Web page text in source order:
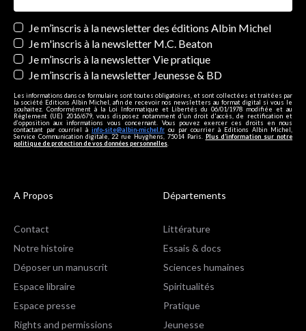
Newsletters
Je m’inscris à la newsletter des éditions Albin Michel
Je m'inscris à la newsletter M.C. Beaton
Je m’inscris à la newsletter Vie pratique
Je m’inscris à la newsletter Jeunesse & BD
Les informations dans ce formulaire sont toutes obligatoires, et sont collectées et traitées par
la société Editions Albin Michel, afin de recevoir nos newsletters au format digital si vous le
souhaitez. Conformément à la Loi Informatique et Libertés du 06/01/1978 modifiée et au
Règlement (UE) 2016/679, vous disposez notamment d'un droit d'accès, de rectification et
d’opposition aux informations vous concernant. Vous pouvez exercer ces droits en nous
contactant par courriel à info-site@albin-michel.fr ou par courrier à Editions Albin Michel,
Service Communication digitale, 22 rue Huyghens, 75014 Paris. Plus d’information sur notre
politique de protection de vos données personnelles
A Propos
Contact
Notre histoire
Déposer un manuscrit
Espace libraire
Espace presse
Rights and permissions
Départements
Littérature
Essais & docs
Sciences humaines
Spiritualités
Pratique
Jeunesse